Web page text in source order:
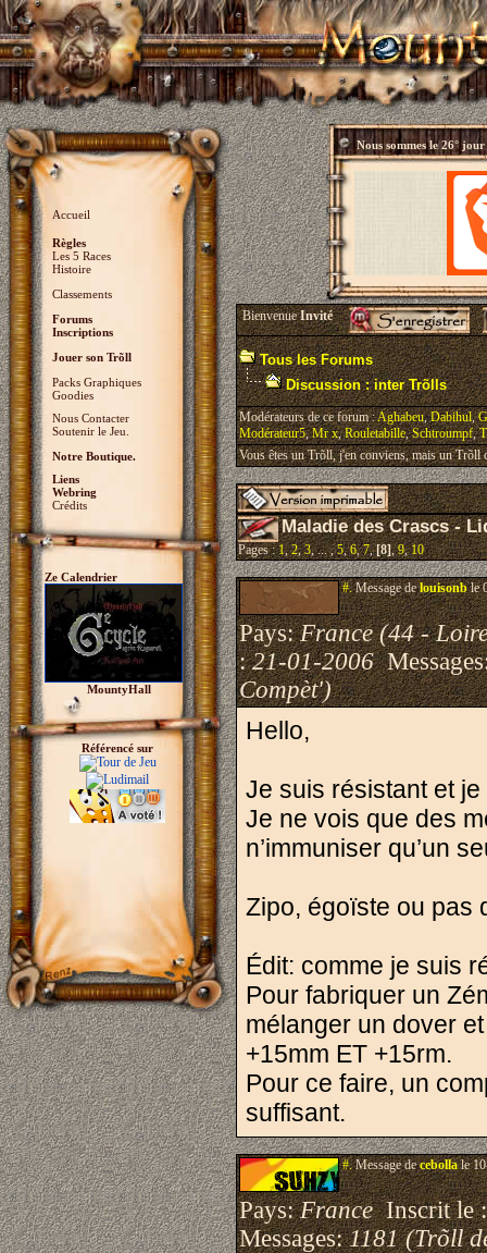
Accueil
Règles
Les 5 Races
Histoire
Classements
Forums
Inscriptions
Jouer son Trõll
Packs Graphiques
Goodies
Nous Contacter
Soutenir le Jeu.
Notre Boutique.
Liens
Webring
Crédits
Ze Calendrier
MountyHall
Référencé sur
Nous sommes le26° jour
BienvenueInvité
Tous les Forums
Discussion : inter Trõlls
Modérateurs de ce forum :Aghabeu,Dabihul,
Modérateur5,Mr x,Rouletabille,Schtroumpf,
Vous êtes un Trõll, j'en conviens, mais un Trõll
Maladie des Crascs -
Pages :1,2,3, ... ,5,6,7,[8],9,10
#.Message delouisonble
Pays:France (44 -
:21-01-2006
Compèt')
Hello,
Je suis résistant et je
Je ne vois que des
n’immuniser qu’un
Zipo, égoïste ou pas
Édit: comme je suis
Pour fabriquer un
mélanger un dover
+15mm ET +15rm.
Pour ce faire, un
suffisant.
#.Message decebollale
Pays:FranceInscrit le
Messages:1181 (Trõll